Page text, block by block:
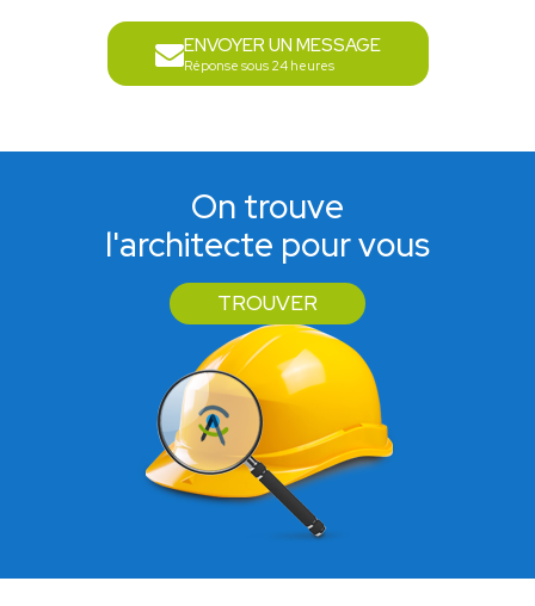
ENVOYER UN MESSAGE
Réponse sous 24 heures
On trouve
l'architecte pour vous
TROUVER